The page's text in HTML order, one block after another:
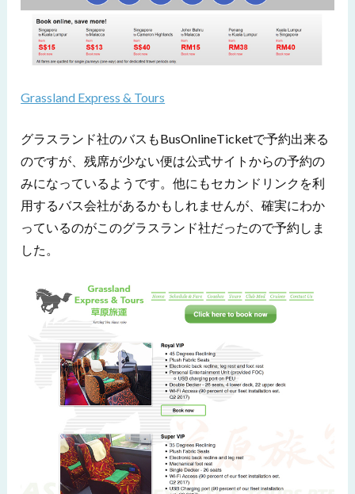
Grassland Express & Tours
グラスランド社のバスもBusOnlineTicketで予約出来る
のですが、残席が少ない便は公式サイトからの予約の
みになっているようです。他にもセカンドリンクを利
用するバス会社があるかもしれませんが、確実にわか
っているのがこのグラスランド社だったので予約しま
した。